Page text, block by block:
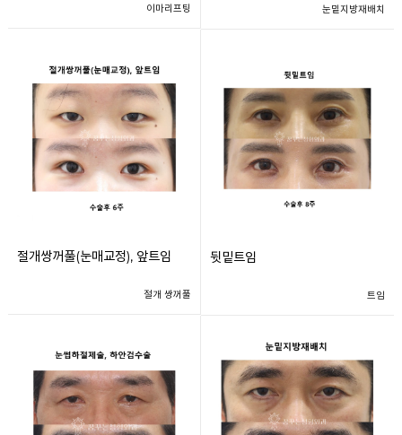
이마리프팅 눈밑지방재배치
절개쌍꺼풀(눈매교정), 앞트임
절개 쌍꺼풀
뒷밑트임
트임